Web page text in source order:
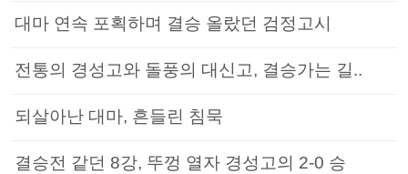
대마 연속 포획하며 결승 올랐던 검정고시
전통의 경성고와 돌풍의 대신고, 결승가는 길..
되살아난 대마, 흔들린 침묵
결승전 같던 8강, 뚜껑 열자 경성고의 2-0 승